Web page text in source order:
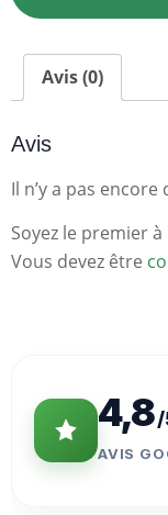
Avis (0)
Avis
Il n’y a pas encore
Soyez le premier
Vous devez être
4,8
AVIS